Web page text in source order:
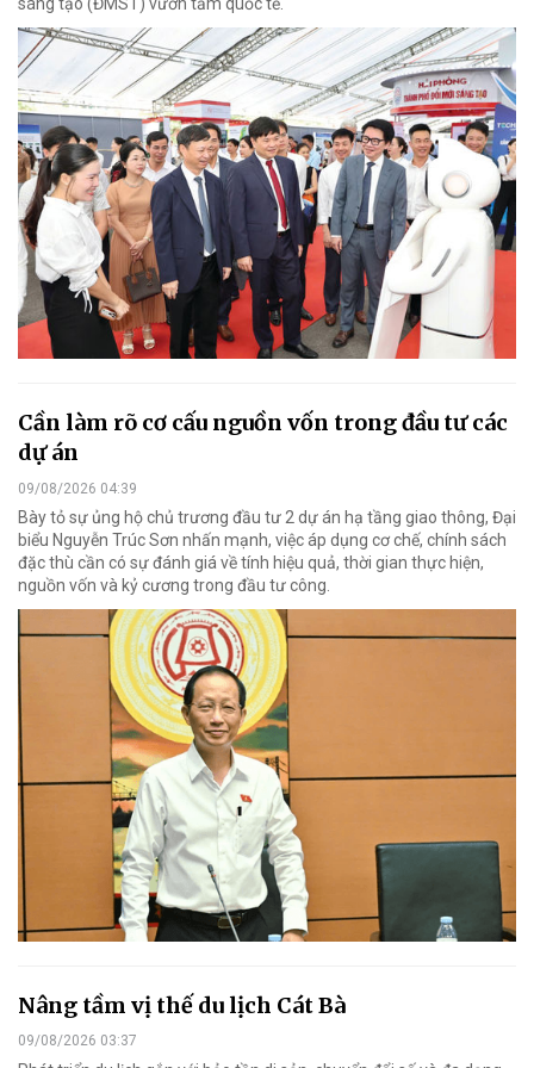
Cần làm rõ cơ cấu nguồn vốn trong đầu tư các
dự án
09/08/2026 04:39
Bày tỏ sự ủng hộ chủ trương đầu tư 2 dự án hạ tầng giao thông, Đại
biểu Nguyễn Trúc Sơn nhấn mạnh, việc áp dụng cơ chế, chính sách
đặc thù cần có sự đánh giá về tính hiệu quả, thời gian thực hiện,
nguồn vốn và kỷ cương trong đầu tư công.
Nâng tầm vị thế du lịch Cát Bà
09/08/2026 03:37